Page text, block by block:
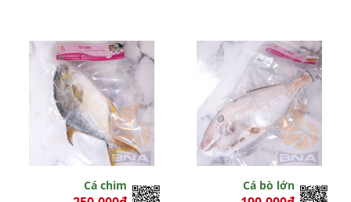
Cá chim Cá bò lớn